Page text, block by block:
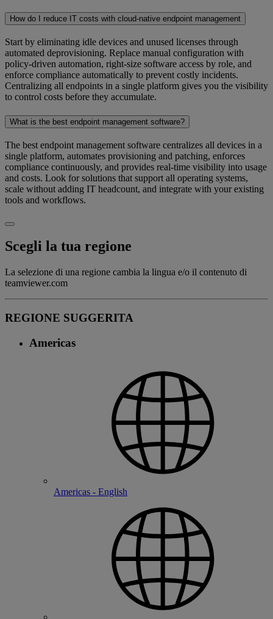
How do I reduce IT costs with cloud-native endpoint management
Start by eliminating idle devices and unused licenses through
automated deprovisioning. Replace manual configuration with
policy-driven automation, right-size software access by role, and
enforce compliance automatically to prevent costly incidents.
Centralizing all endpoints in a single platform gives you the visibility
to control costs before they accumulate.
What is the best endpoint management software?
The best endpoint management software centralizes all devices in a
single platform, automates provisioning and patching, enforces
compliance continuously, and provides real-time visibility into usage
and costs. Look for solutions that support all operating systems,
scale without adding IT headcount, and integrate with your existing
tools and workflows.
Scegli la tua regione
La selezione di una regione cambia la lingua e/o il contenuto di
teamviewer.com
REGIONE SUGGERITA
Americas
Americas - English